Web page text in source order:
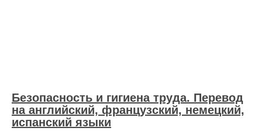
Безопасность и гигиена труда. Перевод
на английский, французский, немецкий,
испанский языки